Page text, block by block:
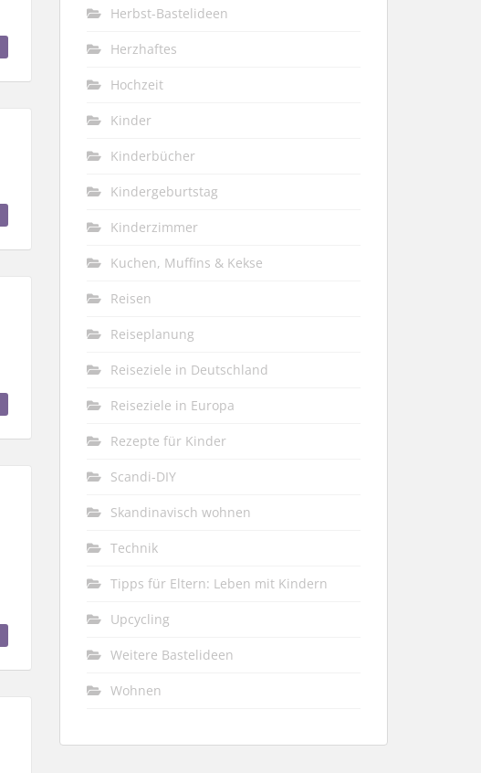
Herbst-Bastelideen
Herzhaftes
Hochzeit
Kinder
Kinderbücher
Kindergeburtstag
Kinderzimmer
Kuchen, Muffins & Kekse
Reisen
Reiseplanung
Reiseziele in Deutschland
Reiseziele in Europa
Rezepte für Kinder
Scandi-DIY
Skandinavisch wohnen
Technik
Tipps für Eltern: Leben mit Kindern
Upcycling
Weitere Bastelideen
Wohnen